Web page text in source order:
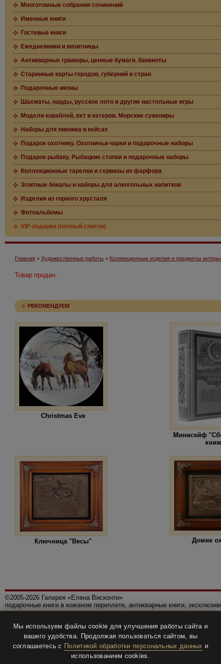
Многотомные собрания сочинений
Именные книги
Гостевые книги
Ежедневники и визитницы
Антикварные гравюры, ценные бумаги, банкноты
Старинные карты городов, губерний и стран
Подарочные иконы
Шахматы, нарды, русское лото и другие настольные игры
Модели кораблей, яхт и катеров. Морские сувениры
Наборы для пикника в кейсах
Подарок охотнику. Охотничьи чарки и подарочные наборы
Подарок рыбаку. Рыбацкие стопки и подарочные наборы
Коллекционные тарелки и сервизы из фарфора
Элитные бокалы и наборы для алкогольных напитков
Изделия из горного хрусталя
Фотоальбомы
VIP-подарки (полный список)
Главная > Художественные работы > Коллекционные изделия и предметы
Товар продан.
РЕКОМЕНДУЕМ
Christmas Eve
Минисейф
Ключница "Весы" Домик
©2005-2026 Галерея «Елена Висконти»
подарочные книги в кожаном переплете, антикварные книги,
Политика конфиденциальности
Все права защищены.
Разработка и дизайнBTV-info.
Мы используем файлы cookie для улучшения работы сайта и
вашего удобства. Продолжая пользоваться сайтом, вы
соглашаетесь с Политикой обработки персональных данных и
использованием cookies.